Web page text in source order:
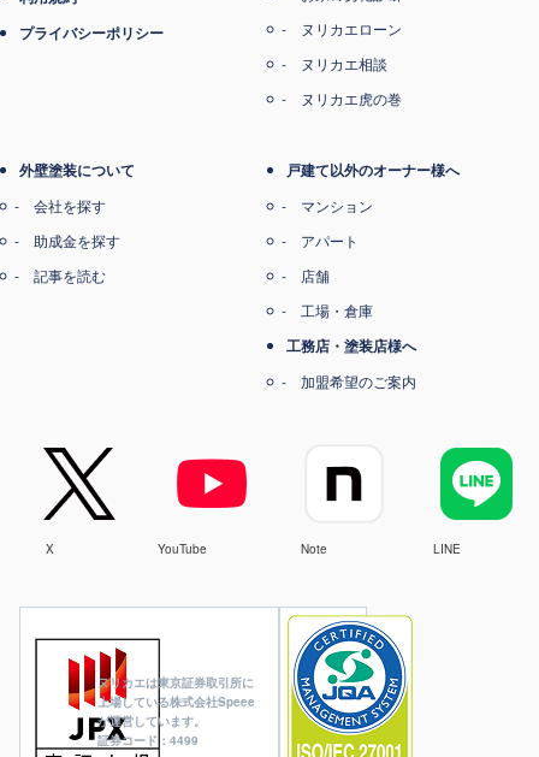
ヌリカエは東京証券取引所に
上場している株式会社Speee
が運営しています。
証券コード：4499
プライバシーポリシー
ヌリカエローン
ヌリカエ相談
ヌリカエ虎の巻
外壁塗装について
会社を探す
助成金を探す
記事を読む
戸建て以外のオーナー様へ
マンション
アパート
店舗
工場・倉庫
工務店・塗装店様へ
加盟希望のご案内
X YouTube Note LINE